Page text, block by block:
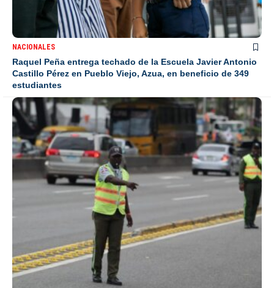
NACIONALES
Raquel Peña entrega techado de la Escuela Javier Antonio
Castillo Pérez en Pueblo Viejo, Azua, en beneficio de 349
estudiantes